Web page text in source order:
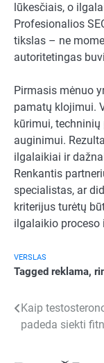
lūkesčiais, o
Profesionalios
tikslas – ne
autoritetingas
Pirmasis mėnuo
pamatų klojimui.
kūrimui,
auginimui.
ilgalaikiai ir
Renkantis
specialistas, ar
kriterijus turėtų
ilgalaikio
VERSLAS
Tagged reklama,
Navigacija
tarp
Kaip
padeda siekti